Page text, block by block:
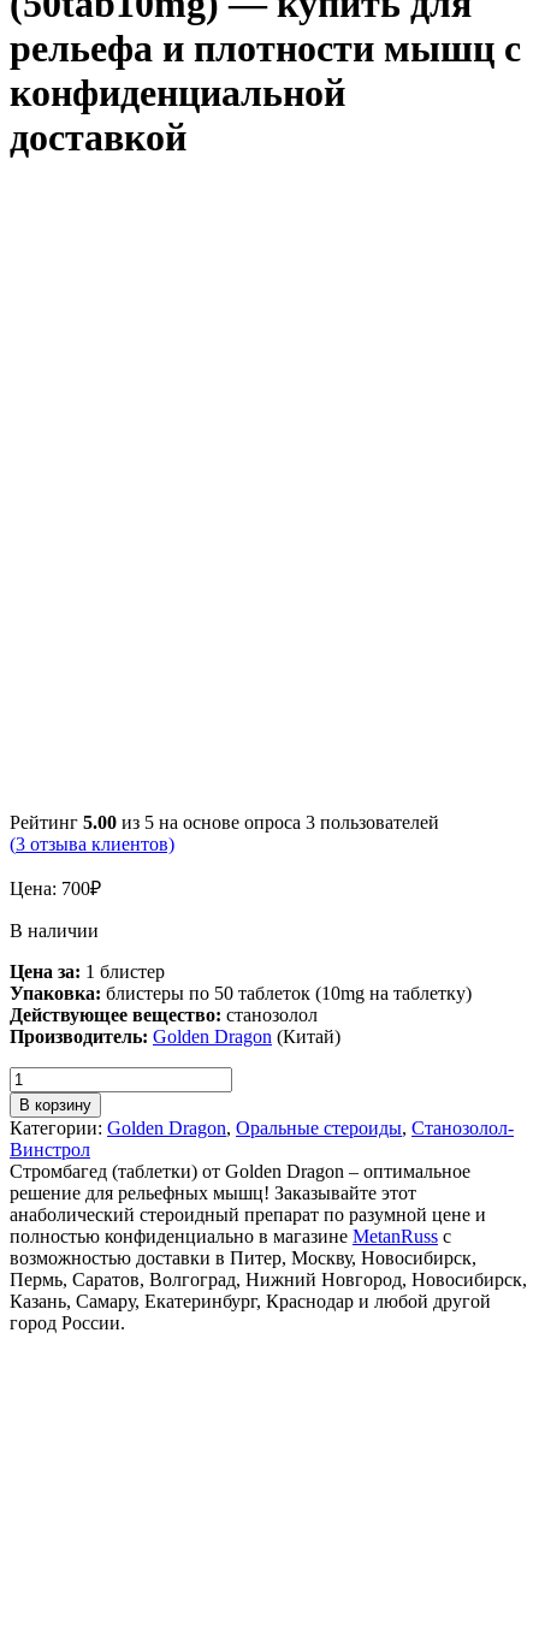
рельефа и плотности мышц с
конфиденциальной
доставкой
Рейтинг 5.00 из 5 на основе опроса 3 пользователей
(3 отзыва клиентов)
Цена: 700₽
В наличии
Цена за: 1 блистер
Упаковка: блистеры по 50 таблеток (10mg на таблетку)
Действующее вещество: станозолол
Производитель: Golden Dragon (Китай)
В корзину
Категории: Golden Dragon, Оральные стероиды, Станозолол-
Винстрол
Стромбагед (таблетки) от Golden Dragon – оптимальное
решение для рельефных мышц! Заказывайте этот
анаболический стероидный препарат по разумной цене и
полностью конфиденциально в магазине MetanRuss с
возможностью доставки в Питер, Москву, Новосибирск,
Пермь, Саратов, Волгоград, Нижний Новгород, Новосибирск,
Казань, Самару, Екатеринбург, Краснодар и любой другой
город России.